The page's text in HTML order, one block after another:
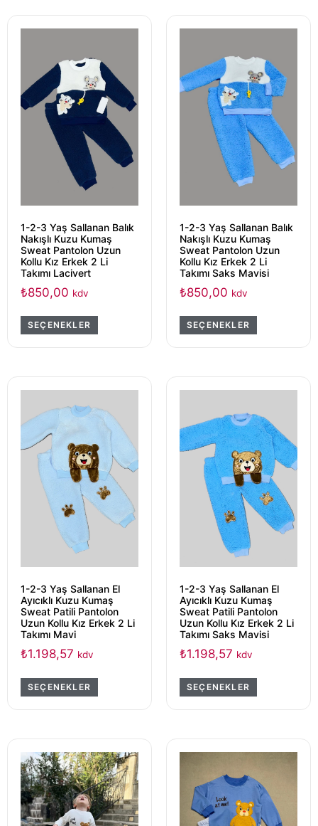
1-2-3 Yaş Sallanan Balık
Nakışlı Kuzu Kumaş
Sweat Pantolon Uzun
Kollu Kız Erkek 2 Li
Takımı Lacivert
₺850,00 kdv
SEÇENEKLER
1-2-3 Yaş Sallanan Balık
Nakışlı Kuzu Kumaş
Sweat Pantolon Uzun
Kollu Kız Erkek 2 Li
Takımı Saks Mavisi
₺850,00 kdv
SEÇENEKLER
1-2-3 Yaş Sallanan El
Ayıcıklı Kuzu Kumaş
Sweat Patili Pantolon
Uzun Kollu Kız Erkek 2 Li
Takımı Mavi
₺1.198,57 kdv
SEÇENEKLER
1-2-3 Yaş Sallanan El
Ayıcıklı Kuzu Kumaş
Sweat Patili Pantolon
Uzun Kollu Kız Erkek 2 Li
Takımı Saks Mavisi
₺1.198,57 kdv
SEÇENEKLER